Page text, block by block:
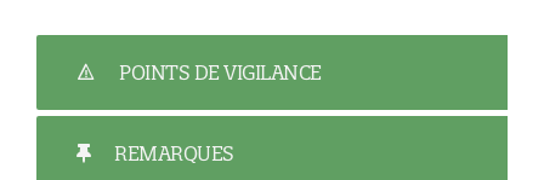
POINTS DE VIGILANCE
REMARQUES